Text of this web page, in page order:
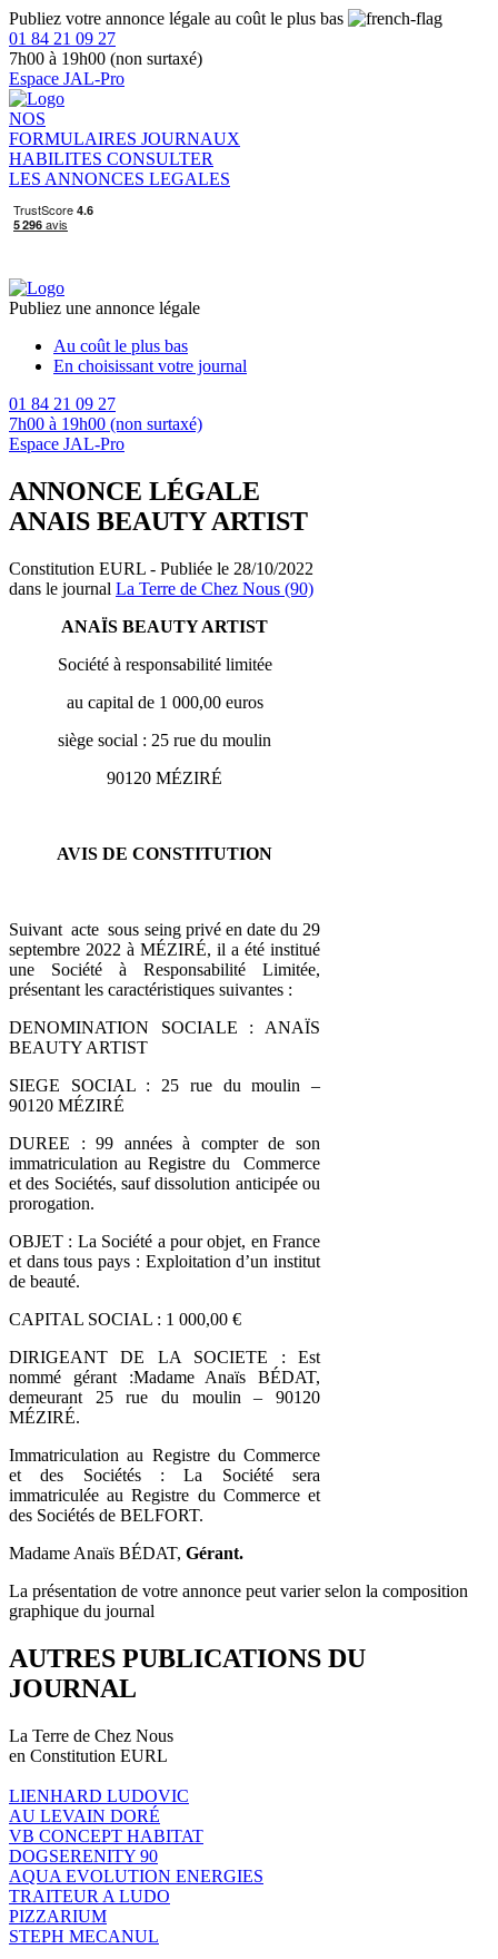
Publiez votre annonce légale au coût le plus bas
01 84 21 09 27
7h00 à 19h00 (non surtaxé)
Espace JAL-Pro
NOS
FORMULAIRES JOURNAUX
HABILITES CONSULTER
LES ANNONCES LEGALES
Publiez une annonce légale
Au coût le plus bas
En choisissant votre journal
01 84 21 09 27
7h00 à 19h00 (non surtaxé)
Espace JAL-Pro
ANNONCE LÉGALE
ANAIS BEAUTY ARTIST
Constitution EURL - Publiée le 28/10/2022
dans le journal La Terre de Chez Nous (90)
ANAÏS BEAUTY ARTIST
Société à responsabilité limitée
au capital de 1 000,00 euros
siège social : 25 rue du moulin
90120 MÉZIRÉ
AVIS DE CONSTITUTION
Suivant acte sous seing privé en date du 29
septembre 2022 à MÉZIRÉ, il a été institué
une Société à Responsabilité Limitée,
présentant les caractéristiques suivantes :
DENOMINATION SOCIALE : ANAÏS
BEAUTY ARTIST
SIEGE SOCIAL : 25 rue du moulin –
90120 MÉZIRÉ
DUREE : 99 années à compter de son
immatriculation au Registre du Commerce
et des Sociétés, sauf dissolution anticipée ou
prorogation.
OBJET : La Société a pour objet, en France
et dans tous pays : Exploitation d’un institut
de beauté.
CAPITAL SOCIAL : 1 000,00 €
DIRIGEANT DE LA SOCIETE : Est
nommé gérant :Madame Anaïs BÉDAT,
demeurant 25 rue du moulin – 90120
MÉZIRÉ.
Immatriculation au Registre du Commerce
et des Sociétés : La Société sera
immatriculée au Registre du Commerce et
des Sociétés de BELFORT.
Madame Anaïs BÉDAT, Gérant.
La présentation de votre annonce peut varier selon la composition
graphique du journal
AUTRES PUBLICATIONS DU
JOURNAL
La Terre de Chez Nous
en Constitution EURL
LIENHARD LUDOVIC
AU LEVAIN DORÉ
VB CONCEPT HABITAT
DOGSERENITY 90
AQUA EVOLUTION ENERGIES
TRAITEUR A LUDO
PIZZARIUM
STEPH MECANUL